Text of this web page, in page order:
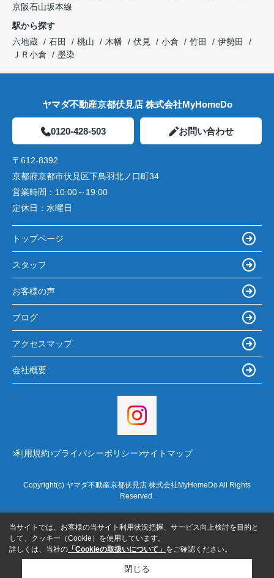
京阪石山坂本線
駅から探す
六地蔵
石田 桃山 木幡 伏見 小倉 竹田
伊勢田
ＪＲ小倉
墨染
ヤマダ不動産京都伏見店 株式会社MyHomeDo
0120-428-503 お問い合わせ
〒612-8392
京都府京都市伏見区下鳥羽北ノ口町34
営業時間： 10:00～19:00
定休日： 水曜日
トップページ
スタッフ
お客様の声
ブログ
アクセスマップ
会社概要
利用規約 プライバシーポリシー サイトマップ
Copyright(c) ヤマダ不動産京都伏見店 株式会社MyHomeDo All Rights
Reserved.
当サイトでは、お客様の当サイト利用状況把握、サービス向上検討を目的と
して、クッキー（Cookie）を使用しています。
詳しくは、当社の 「Cookieの取扱いについて」 をご確認ください。
閉じる